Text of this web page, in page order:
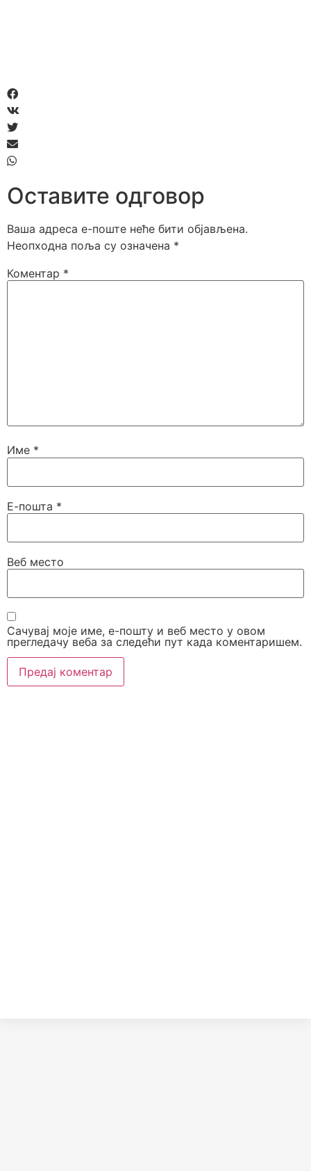
Оставите одговор
Ваша адреса е-поште неће бити објављена.
Неопходна поља су означена *
Коментар *
Име *
Е-пошта *
Веб место
Сачувај моје име, е-пошту и веб место у овом
прегледачу веба за следећи пут када коментаришем.